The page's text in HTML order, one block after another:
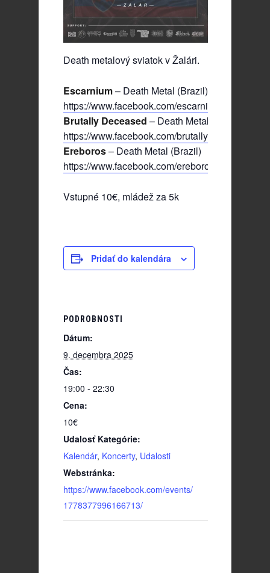
Death metalový sviatok v Žalári.
Escarnium– Death Metal (Brazil)
https://www.facebook.com/escarnium
Brutally Deceased – Death Metal (Cz)
https://www.facebook.com/brutallydeceased
Ereboros– Death Metal (Brazil)
https://www.facebook.com/ereborosofficial
Vstupné 10€, mládež za 5k
Pridať do kalendára
PODROBNOSTI
Dátum:
9. decembra 2025
Čas:
19:00 - 22:30
Cena:
10€
Udalosť Kategórie:
Kalendár, Koncerty, Udalosti
Webstránka:
https://www.facebook.com/events/
1778377996166713/